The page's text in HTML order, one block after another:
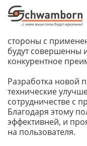
стороны с
будут совершенны
конкурентное
Разработка новой
технические
сотрудничестве с
Благодаря этому
эффективней, и
на пользователя.